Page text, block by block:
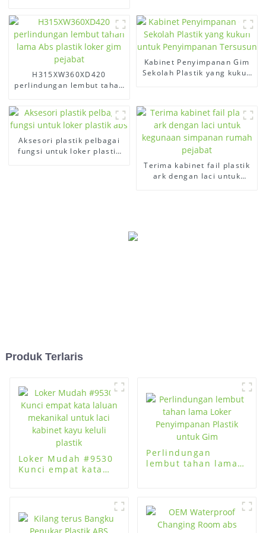
H315XW360XD420
perlindungan lembut tahan
Kabinet Penyimpanan Gim
Sekolah Plastik yang kukuh
Aksesori plastik pelbagai
fungsi untuk loker plastik
Terima kabinet fail plastik
ark dengan laci untuk
Produk Terlaris
Loker Mudah #9530
Kunci empat kata
Perlindungan
lembut tahan lama